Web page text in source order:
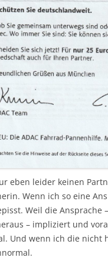
eben leider keinen
Wenn ich so eine
Weil die
– impliziert und
Und wenn ich die nicht